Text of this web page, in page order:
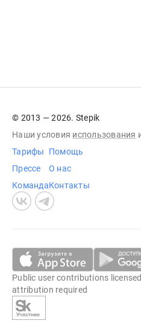
© 2013 — 2026. Stepik
Наши условия использования
Тарифы
Прессе
Команда
Помощь
О нас
Контакты
Public user contributions
attribution required